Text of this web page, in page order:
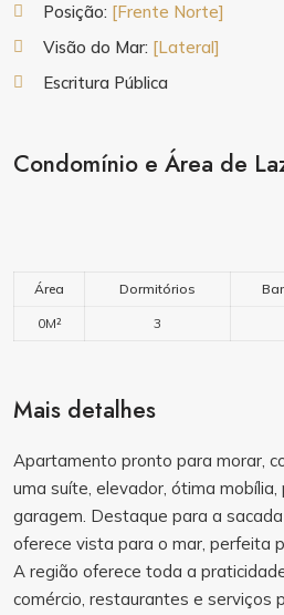
Posição: [Frente Norte]
Visão do Mar: [Lateral]
Escritura Pública
Condomínio e Área de
Área Dormitórios
0M² 3
Mais detalhes
Apartamento pronto para morar,
uma suíte, elevador, ótima
garagem. Destaque para a
oferece vista para o mar, perfeita
A região oferece toda a
comércio, restaurantes e serviços